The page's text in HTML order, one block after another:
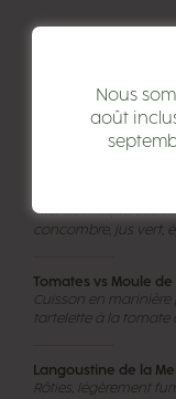
MENU DU
Filet de maquereau
concombre, jus vert,
Tomates vs Moule
Cuisson en
tartelette à la tomate
Langoustine de la
Rôties, légèrement
Nous
août